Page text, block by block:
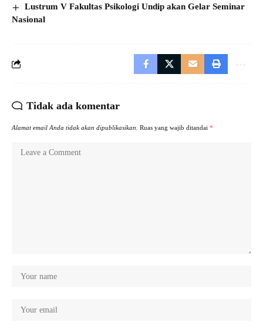
Lustrum V Fakultas Psikologi Undip akan Gelar Seminar
Nasional
Tidak ada komentar
Alamat email Anda tidak akan dipublikasikan. Ruas yang wajib ditandai *